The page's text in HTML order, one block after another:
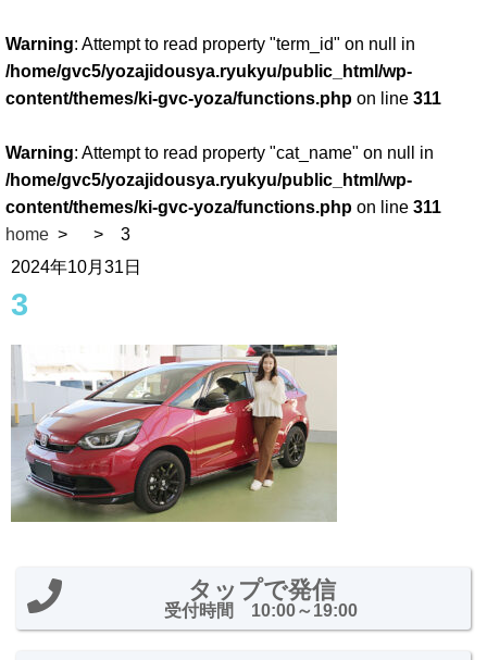
コーティング
Warning: Attempt to read property "term_id" on null in
/home/gvc5/yozajidousya.ryukyu/public_html/wp-
content/themes/ki-gvc-yoza/functions.php on line 311
Warning: Attempt to read property "cat_name" on null in
/home/gvc5/yozajidousya.ryukyu/public_html/wp-
content/themes/ki-gvc-yoza/functions.php on line 311
home
3
2024年10月31日
3
タップで発信
受付時間 10:00～19:00